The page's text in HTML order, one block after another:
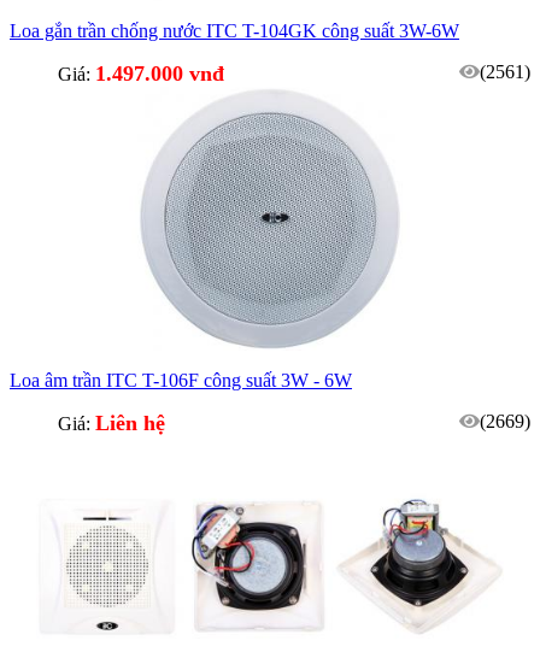
Loa gắn trần chống nước ITC T-104GK công suất 3W-6W
Giá: 1.497.000 vnđ (2561)
Loa âm trần ITC T-106F công suất 3W - 6W
Giá: Liên hệ (2669)